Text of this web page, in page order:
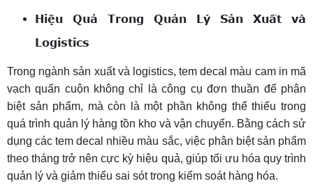
Hiệu Quả Trong Quản Lý Sản Xuất và
Logistics
Trong ngành sản xuất và logistics, tem decal màu cam in mã
vạch quấn cuộn không chỉ là công cụ đơn thuần để phân
biệt sản phẩm, mà còn là một phần không thể thiếu trong
quá trình quản lý hàng tồn kho và vận chuyển. Bằng cách sử
dụng các tem decal nhiều màu sắc, việc phân biệt sản phẩm
theo tháng trở nên cực kỳ hiệu quả, giúp tối ưu hóa quy trình
quản lý và giảm thiểu sai sót trong kiểm soát hàng hóa.